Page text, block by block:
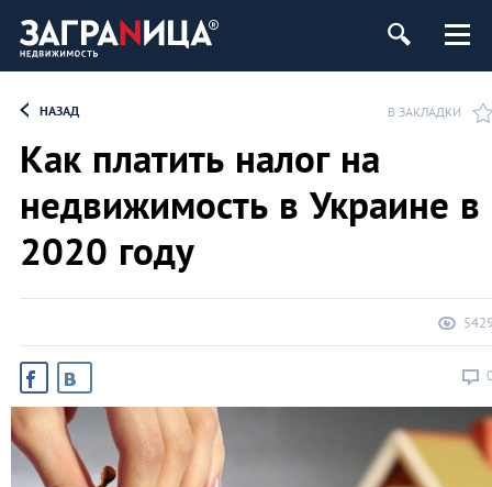
НАЗАД В ЗАКЛАДКИ
Как платить налог на
недвижимость в Украине в
2020 году